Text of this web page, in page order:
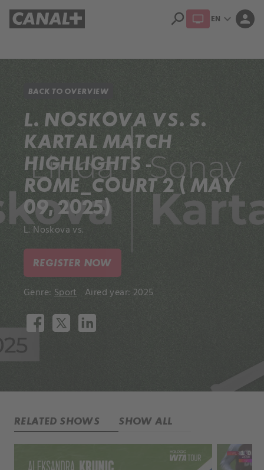
search EN expand_more person
BACK TO OVERVIEW
L. NOSKOVA VS. S.
KARTAL MATCH
HIGHLIGHTS -
ROME_COURT 2 ( MAY
09, 2025)
L. Noskova vs.
REGISTER NOW
Genre: Sport Aired year: 2025
RELATED SHOWS SHOW ALL